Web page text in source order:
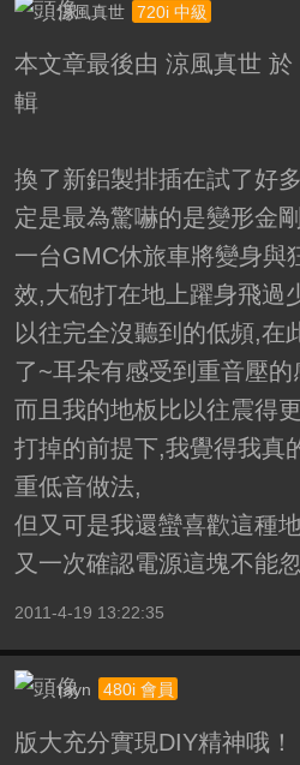
涼風真世 720i 中級
本文章最後由 涼風真世
輯
換了新鋁製排插在試了好
定是最為驚嚇的是變形金
一台GMC休旅車將變身與
效,大砲打在地上躍身飛過
以往完全沒聽到的低頻,在
了~耳朵有感受到重音壓的
而且我的地板比以往震得
打掉的前提下,我覺得我真
重低音做法,
但又可是我還蠻喜歡這種
又一次確認電源這塊不能
2011-4-19 13:22:35
rayn 480i 會員
版大充分實現DIY精神哦！